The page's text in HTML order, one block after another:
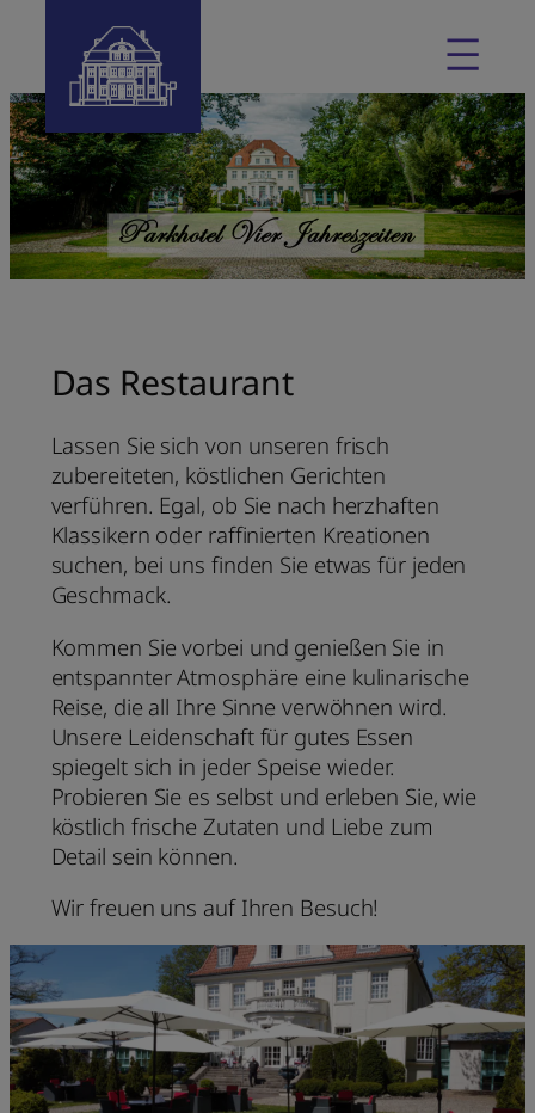
Das Restaurant
Lassen Sie sich von unseren frisch
zubereiteten, köstlichen Gerichten
verführen. Egal, ob Sie nach herzhaften
Klassikern oder raffinierten Kreationen
suchen, bei uns finden Sie etwas für jeden
Geschmack.
Kommen Sie vorbei und genießen Sie in
entspannter Atmosphäre eine kulinarische
Reise, die all Ihre Sinne verwöhnen wird.
Unsere Leidenschaft für gutes Essen
spiegelt sich in jeder Speise wieder.
Probieren Sie es selbst und erleben Sie, wie
köstlich frische Zutaten und Liebe zum
Detail sein können.
Wir freuen uns auf Ihren Besuch!